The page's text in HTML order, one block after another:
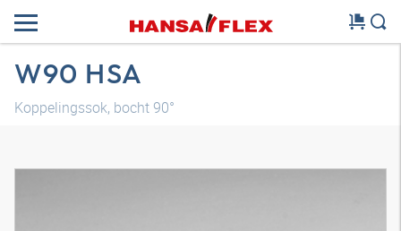
W90 HSA
Koppelingssok, bocht 90°